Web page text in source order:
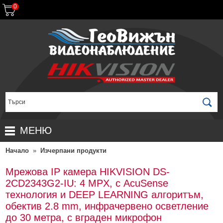
0
МЕНЮ
НАЧАЛО
ПРОДУКТИ
ПРОМОЦИИ
НОВИ ПРОДУКТИ
КОМПЛЕКТИ ЗА ВИДЕОНАБЛЮДЕНИЕ
ЗА ДИСТРИБУТОРИ
ГАРАНЦИОННИ УСЛОВИЯ
ДОСТАВКИ
Начало » Изчерпани продукти
Мрежова IP камера HIKVISION DS-
2CD2343G2-IU: 4 MPX, с AcuSense
технология и DEEP LEARNING алгоритъм,
обектив 2.8 mm, инфрачервено осветление
до 30 метра, с вграден микрофон